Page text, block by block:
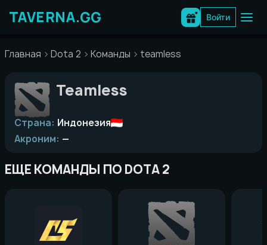
содержимому
Войти
Главная Dota 2 Команды teamless
Teamless
Страна: Индонезия
Акроним: —
ЕЩЕ КОМАНДЫ ПО DOTA 2